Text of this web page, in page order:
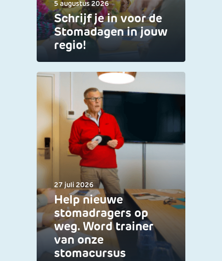
5 augustus 2026
Schrijf je in voor de
Stomadagen in jouw
regio!
27 juli 2026
Help nieuwe
stomadragers op
weg. Word trainer
van onze
stomacursus